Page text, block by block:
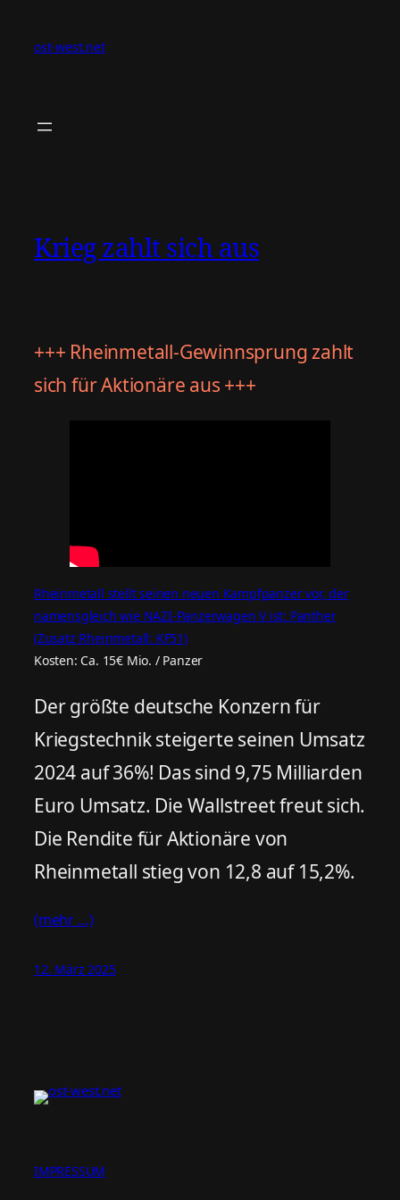
springen
ost-west.net
Krieg zahlt sich aus
+++ Rheinmetall-Gewinnsprung zahlt
sich für Aktionäre aus +++
Rheinmetall stellt seinen neuen Kampfpanzer vor, der
namensgleich wie NAZI-Panzerwagen V ist: Panther
(Zusatz Rheinmetall: KF51)
Kosten: Ca. 15€ Mio. / Panzer
Der größte deutsche Konzern für
Kriegstechnik steigerte seinen Umsatz
2024 auf 36%! Das sind 9,75 Milliarden
Euro Umsatz. Die Wallstreet freut sich.
Die Rendite für Aktionäre von
Rheinmetall stieg von 12,8 auf 15,2%.
(mehr …)
12. März 2025
IMPRESSUM